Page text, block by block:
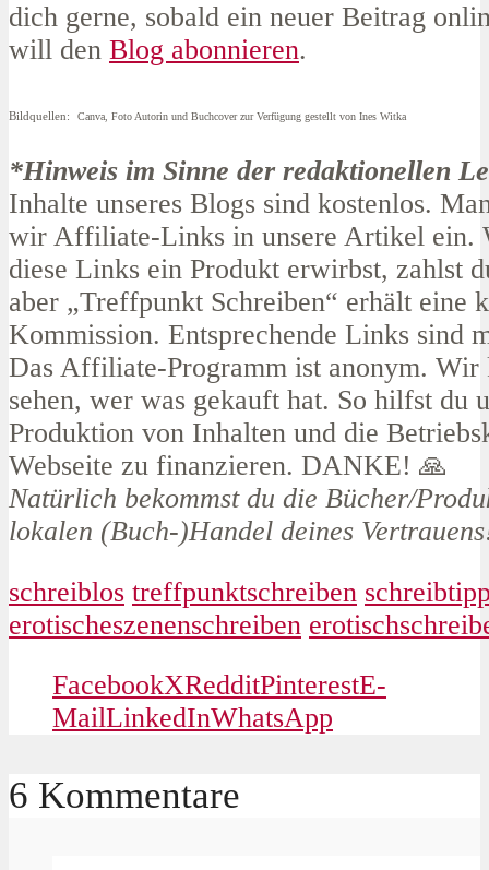
dich gerne, sobald ein neuer Beitrag
will den Blog abonnieren.
Bildquellen: Canva, Foto Autorin und Buchcover zur Verfügung gestellt von Ines Witka
*Hinweis im Sinne der redaktionellen
Inhalte unseres Blogs sind kostenlos.
wir Affiliate-Links in unsere Artikel ein.
diese Links ein Produkt erwirbst, zahlst
aber „Treffpunkt Schreiben“ erhält eine
Kommission. Entsprechende Links sind
Das Affiliate-Programm ist anonym. Wir
sehen, wer was gekauft hat. So hilfst du
Produktion von Inhalten und die
Webseite zu finanzieren. DANKE! 🙏
Natürlich bekommst du die Bücher/
lokalen (Buch-)Handel deines
schreiblos treffpunktschreiben
erotischeszenenschreiben
FacebookXRedditPinterestE-
MailLinkedInWhatsApp
6 Kommentare